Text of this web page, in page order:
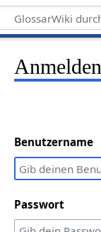
Anmelden
Benutzername
Passwort